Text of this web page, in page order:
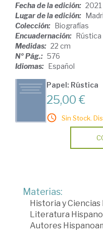
Fecha de la edición: 2021
Lugar de la edición:
Colección: Biografías
Encuadernación: Rústica
Medidas: 22 cm
Nº Pág.: 576
Idiomas: Español
Papel: Rústica
25,00 €
Sin Stock.
Materias:
Historia y Ciencias
Literatura
Autores